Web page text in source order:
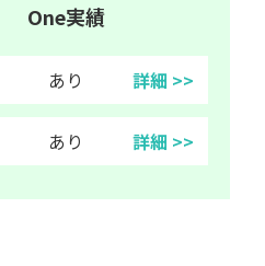
One実績
あり 詳細 >>
あり 詳細 >>